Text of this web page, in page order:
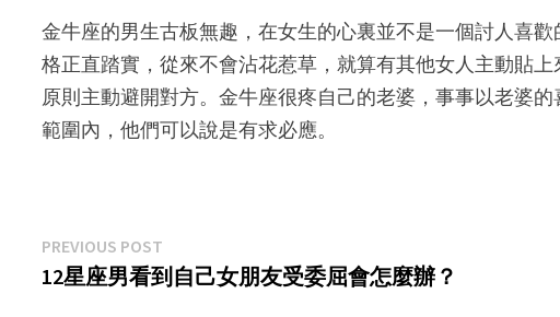
金牛座的男生古板無趣，在女生的心裏並不是一個討人喜
格正直踏實，從來不會沾花惹草，就算有其他女人主動貼
原則主動避開對方。金牛座很疼自己的老婆，事事以老婆
範圍內，他們可以說是有求必應。
Post
navigation
PREVIOUS POST
post:
12星座男看到自己女朋友受委屈會怎麼辦？